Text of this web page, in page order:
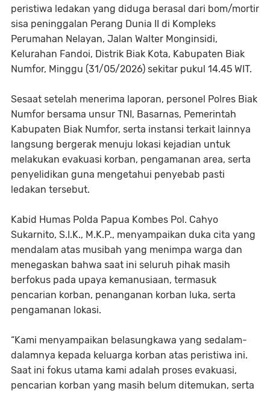
peristiwa ledakan yang diduga berasal dari bom/mortir
sisa peninggalan Perang Dunia II di Kompleks
Perumahan Nelayan, Jalan Walter Monginsidi,
Kelurahan Fandoi, Distrik Biak Kota, Kabupaten Biak
Numfor, Minggu (31/05/2026) sekitar pukul 14.45 WIT.
Sesaat setelah menerima laporan, personel Polres Biak
Numfor bersama unsur TNI, Basarnas, Pemerintah
Kabupaten Biak Numfor, serta instansi terkait lainnya
langsung bergerak menuju lokasi kejadian untuk
melakukan evakuasi korban, pengamanan area, serta
penyelidikan guna mengetahui penyebab pasti
ledakan tersebut.
Kabid Humas Polda Papua Kombes Pol. Cahyo
Sukarnito, S.I.K., M.K.P., menyampaikan duka cita yang
mendalam atas musibah yang menimpa warga dan
menegaskan bahwa saat ini seluruh pihak masih
berfokus pada upaya kemanusiaan, termasuk
pencarian korban, penanganan korban luka, serta
pengamanan lokasi.
“Kami menyampaikan belasungkawa yang sedalam-
dalamnya kepada keluarga korban atas peristiwa ini.
Saat ini fokus utama kami adalah proses evakuasi,
pencarian korban yang masih belum ditemukan, serta